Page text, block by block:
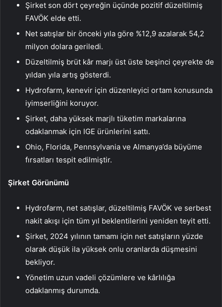
Şirket son dört çeyreğin üçünde pozitif düzeltilmiş
FAVÖK elde etti.
Net satışlar bir önceki yıla göre %12,9 azalarak 54,2
milyon dolara geriledi.
Düzeltilmiş brüt kâr marjı üst üste beşinci çeyrekte de
yıldan yıla artış gösterdi.
Hydrofarm, kenevir için düzenleyici ortam konusunda
iyimserliğini koruyor.
Şirket, daha yüksek marjlı tüketim markalarına
odaklanmak için IGE ürünlerini sattı.
Ohio, Florida, Pennsylvania ve Almanya’da büyüme
fırsatları tespit edilmiştir.
Şirket Görünümü
Hydrofarm, net satışlar, düzeltilmiş FAVÖK ve serbest
nakit akışı için tüm yıl beklentilerini yeniden teyit etti.
Şirket, 2024 yılının tamamı için net satışların yüzde
olarak düşük ila yüksek onlu oranlarda düşmesini
bekliyor.
Yönetim uzun vadeli çözümlere ve kârlılığa
odaklanmış durumda.